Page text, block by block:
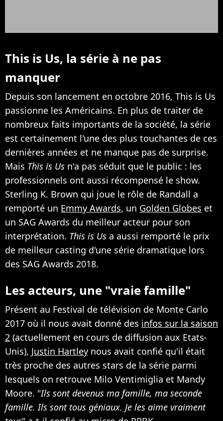
This is Us, la série à ne pas
manquer
Depuis son lancement en octobre 2016, This is Us
passionne les Américains. En plus de traiter de
nombreux faits importants de la société, la série
est certainement l'une des plus touchantes de ces
dernières années et ne manque pas de surprise.
Mais This is Us n'a pas séduit que le public : les
professionnels ont aussi récompensé le show.
Sterling K. Brown qui joue le rôle de Randall a
remporté un Emmy Awards, un Golden Globes et
un SAG Awards du meilleur acteur pour son
interprétation. This is Us a aussi remporté le prix
de meilleur casting d'une série dramatique lors
des SAG Awards 2018.
Les acteurs, une "vraie famille"
Présent au Festival de télévision de Monte Carlo
2017 où il nous avait donné des infos sur la saison
2 (actuellement en cours de diffusion aux Etats-
Unis), Justin Hartley nous avait confié qu'il était
très proche des autres stars de la série parmi
lesquels on retrouve Milo Ventimiglia et Mandy
Moore. "Ils sont devenus ma famille, ma seconde
famille. Ils sont tous géniaux. Je les aime vraiment